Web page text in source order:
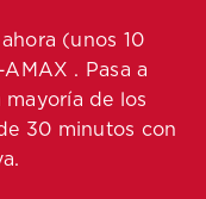
(unos 10
. Pasa a
de los
30 minutos con